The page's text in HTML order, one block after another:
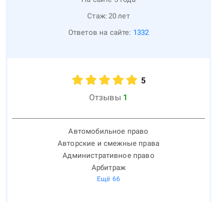
Стаж: 20лет
Ответов на сайте: 1332
5
Отзывы 1
Автомобильное право
Авторские и смежные права
Административное право
Арбитраж
Ещё 66